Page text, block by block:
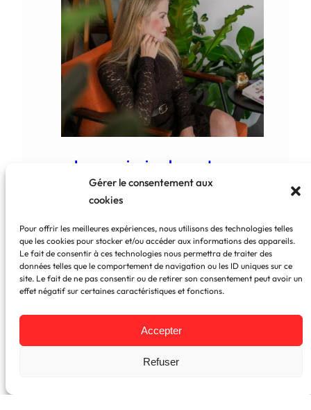
Gérer le consentement aux
cookies
Pour offrir les meilleures expériences, nous utilisons des technologies telles
que les cookies pour stocker et/ou accéder aux informations des appareils.
Le fait de consentir à ces technologies nous permettra de traiter des
données telles que le comportement de navigation ou les ID uniques sur ce
site. Le fait de ne pas consentir ou de retirer son consentement peut avoir un
effet négatif sur certaines caractéristiques et fonctions.
Accepter
Refuser
« Je pensais simplement
changer ma déco, j’ai débloqué
Tous les articles de blog
Envie d’en discuter ?
Chaque projet commence par un premier